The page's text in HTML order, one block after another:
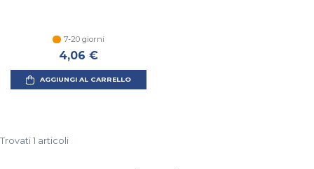
7-20 giorni
4,06 €
AGGIUNGI AL CARRELLO
Trovati 1 articoli